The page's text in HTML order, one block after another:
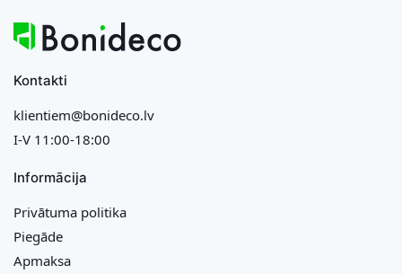
Kontakti
klientiem@bonideco.lv
I-V 11:00-18:00
Informācija
Privātuma politika
Piegāde
Apmaksa